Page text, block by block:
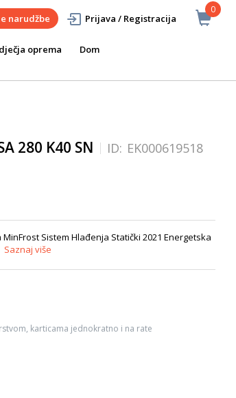
0
narudžbe Prijava / Registracija
oprema
Dom
280 K40 SN ID: EK000619518
Sistem Hlađenja Statički 2021 Energetska
Saznaj više
karticama jednokratno i na rate